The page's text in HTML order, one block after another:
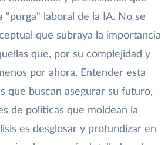
"purga" laboral de la IA. No se
que subraya la importancia
que, por su complejidad y
por ahora. Entender esta
que buscan asegurar su futuro,
de políticas que moldean la
es desglosar y profundizar en